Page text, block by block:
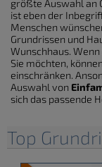
größte Auswahl an
ist eben der
Menschen
Grundrissen und
Wunschhaus.
Sie möchten,
einschränken.
Auswahl von
sich das passende
Top